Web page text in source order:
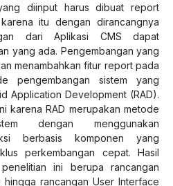
diinput harus dibuat report
itu dengan dirancangnya
dari Aplikasi CMS dapat
yang ada. Pengembangan yang
menambahkan fitur report pada
pengembangan sistem yang
Application Development (RAD).
karena RAD merupakan metode
dengan menggunakan
berbasis komponen yang
perkembangan cepat. Hasil
ini berupa rancangan
hingga rancangan User Interface